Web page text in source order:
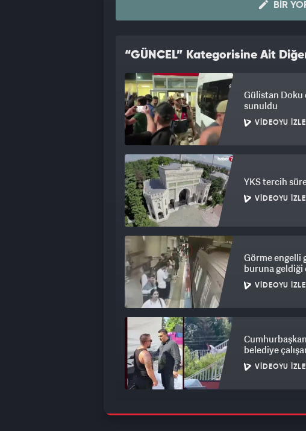
BIR
“GÜNCEL” Kategorisine Ait
Gülistan Doku
sunuldu
VIDEOYU İZLE
YKS tercih
VIDEOYU İZLE
Görme engelli
buruna geldiği
VIDEOYU İZLE
belediye
VIDEOYU İZLE